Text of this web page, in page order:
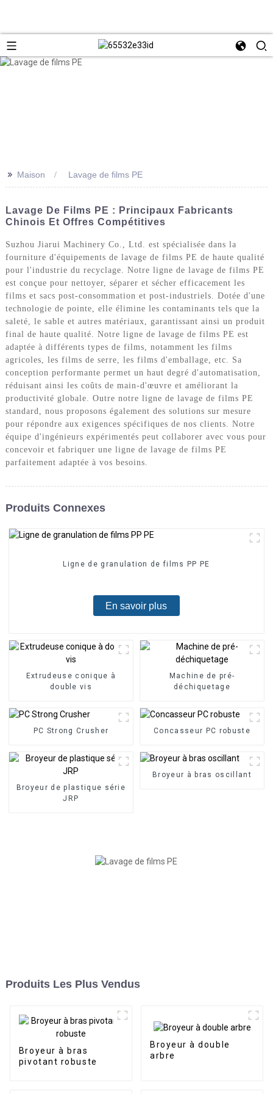
>> Maison Lavage de films PE
Lavage De Films PE : Principaux Fabricants
Chinois Et Offres Compétitives
Suzhou Jiarui Machinery Co., Ltd. est spécialisée dans la
fourniture d'équipements de lavage de films PE de haute qualité
pour l'industrie du recyclage. Notre ligne de lavage de films PE
est conçue pour nettoyer, séparer et sécher efficacement les
films et sacs post-consommation et post-industriels. Dotée d'une
technologie de pointe, elle élimine les contaminants tels que la
saleté, le sable et autres matériaux, garantissant ainsi un produit
final de haute qualité. Notre ligne de lavage de films PE est
adaptée à différents types de films, notamment les films
agricoles, les films de serre, les films d'emballage, etc. Sa
conception performante permet un haut degré d'automatisation,
réduisant ainsi les coûts de main-d'œuvre et améliorant la
productivité globale. Outre notre ligne de lavage de films PE
standard, nous proposons également des solutions sur mesure
pour répondre aux exigences spécifiques de nos clients. Notre
équipe d'ingénieurs expérimentés peut collaborer avec vous pour
concevoir et fabriquer une ligne de lavage de films PE
parfaitement adaptée à vos besoins.
Produits Connexes
Ligne de granulation de films PP PE
En savoir plus
Extrudeuse conique à
double vis
Machine de pré-
déchiquetage
PC Strong Crusher Concasseur PC robuste
Broyeur de plastique série
JRP
Broyeur à bras oscillant
Produits Les Plus Vendus
Broyeur à bras
pivotant robuste
Broyeur à double
arbre